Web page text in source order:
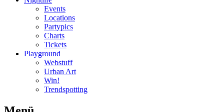
Events
Locations
Partypics
Charts
Tickets
Playground
Webstuff
Urban Art
Win!
Trendspotting